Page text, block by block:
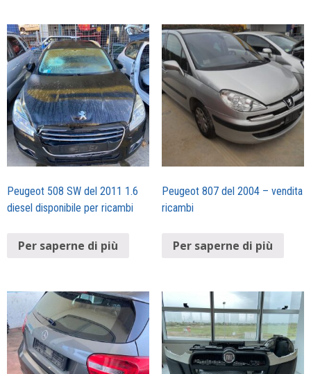
Peugeot 508 SW del 2011 1.6
diesel disponibile per ricambi
Per saperne di più
Peugeot 807 del 2004 – vendita
ricambi
Per saperne di più